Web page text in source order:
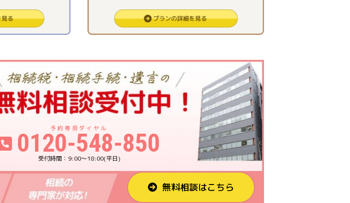
0120-548-850
9:00〜18:00(平日)
無料相談はこちら